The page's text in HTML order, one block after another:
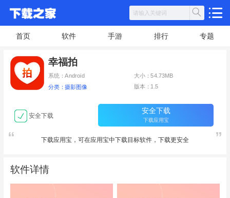
首页 软件 手游 排行 专题
幸福拍
系统：Android 大小：54.73MB
分类：摄影图像 版本：1.5
安全下载
安全下载
下载应用宝
下载应用宝，可在应用宝中下载目标软件，下载更安全
软件详情